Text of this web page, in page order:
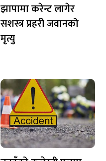
झापामा करेन्ट लागेर
सशस्त्र प्रहरी जवानको
मृत्यु